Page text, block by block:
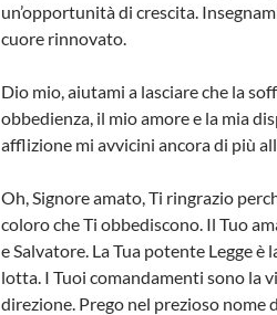
un’opportunità di crescita.
cuore rinnovato.
Dio mio, aiutami a lasciare che la
obbedienza, il mio amore e la mia
afflizione mi avvicini ancora di più
Oh, Signore amato, Ti ringrazio
coloro che Ti obbediscono. Il Tuo
e Salvatore. La Tua potente Legge
lotta. I Tuoi comandamenti sono la
direzione. Prego nel prezioso nome